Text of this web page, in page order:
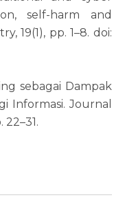
self-harm and
19(1), pp. 1–8. doi:
sebagai Dampak
Informasi. Journal